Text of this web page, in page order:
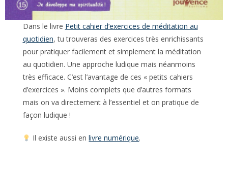
Dans le livrePetit cahier d’exercices de méditation au
quotidien, tu trouveras des exercices très enrichissants
pour pratiquer facilement et simplement la méditation
au quotidien. Une approche ludique mais néanmoins
très efficace. C’est l’avantage de ces « petits cahiers
d’exercices ». Moins complets que d’autres formats
mais on va directement à l’essentiel et on pratique de
façon ludique !